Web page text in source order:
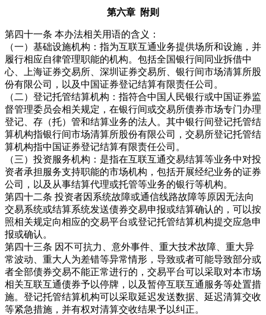
第六章 附则
第四十一条 本办法相关用语的含义：
（一）基础设施机构：指为互联互通业务提供场所和设施，并
履行相应自律管理职能的机构。包括全国银行间同业拆借中
心、上海证券交易所、深圳证券交易所、银行间市场清算所股
份有限公司，以及中国证券登记结算有限责任公司。
（二）登记托管结算机构：指符合中国人民银行或中国证券监
督管理委员会相关规定，在银行间或交易所债券市场专门办理
登记、存（托）管和结算业务的法人。其中银行间登记托管结
算机构指银行间市场清算所股份有限公司，交易所登记托管结
算机构指中国证券登记结算有限责任公司。
（三）投资服务机构：是指在互联互通交易结算等业务中对投
资者承担服务支持职能的市场机构，包括开展经纪业务的证券
公司，以及从事结算代理或托管等业务的银行等机构。
第四十二条 投资者因系统故障或通信线路故障等原因无法向
交易系统或结算系统发送债券交易申报或结算确认的，可以按
照相关规定向相应的交易平台或登记托管结算机构提交应急申
报或确认。
第四十三条 因不可抗力、意外事件、重大技术故障、重大异
常波动、重大人为差错等异常情形，导致或者可能导致部分或
者全部债券交易不能正常进行的，交易平台可以采取对本市场
相关互联互通债券予以停牌，以及暂停互联互通服务等处置措
施。登记托管结算机构可以采取延迟发送数据、延迟清算交收
等紧急措施，并有权对清算交收结果予以纠正。